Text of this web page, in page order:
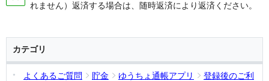
れません）返済する場合は、随時返済により返済ください。
カテゴリ
よくあるご質問 貯金 ゆうちょ通帳アプリ
登録後のご利